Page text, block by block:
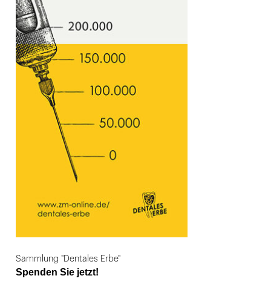
Sammlung "Dentales Erbe"
Spenden Sie jetzt!